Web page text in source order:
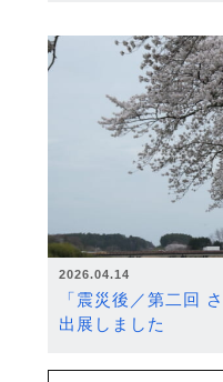
2026.04.14
「震災後／第二回
出展しました